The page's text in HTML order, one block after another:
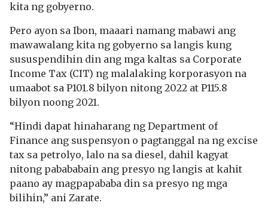
kita ng gobyerno.
Pero ayon sa Ibon, maaari namang mabawi ang
mawawalang kita ng gobyerno sa langis kung
sususpendihin din ang mga kaltas sa Corporate
Income Tax (CIT) ng malalaking korporasyon na
umaabot sa P101.8 bilyon nitong 2022 at P115.8
bilyon noong 2021.
“Hindi dapat hinaharang ng Department of
Finance ang suspensyon o pagtanggal na ng excise
tax sa petrolyo, lalo na sa diesel, dahil kagyat
nitong pabababain ang presyo ng langis at kahit
paano ay magpapababa din sa presyo ng mga
bilihin,” ani Zarate.